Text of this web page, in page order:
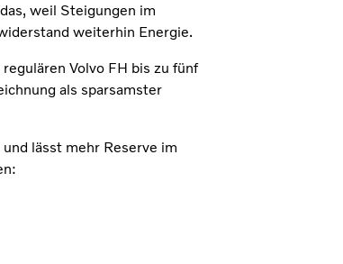
weil Steigungen im
weiterhin Energie.
Volvo FH bis zu fünf
als sparsamster
lässt mehr Reserve im